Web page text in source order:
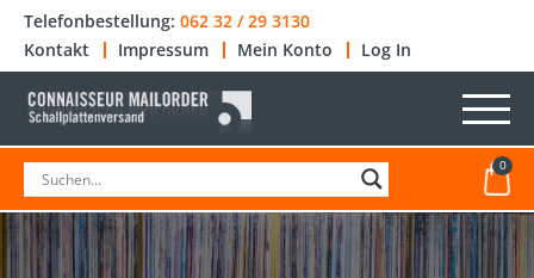
Telefonbestellung: 062 32 / 29 3130
Kontakt
Impressum Mein Konto Log In
0